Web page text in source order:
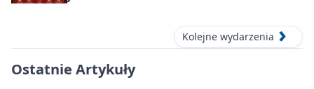
Kolejne wydarzenia
Ostatnie Artykuły